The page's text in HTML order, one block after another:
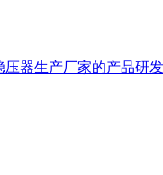
压器生产厂家的产品研